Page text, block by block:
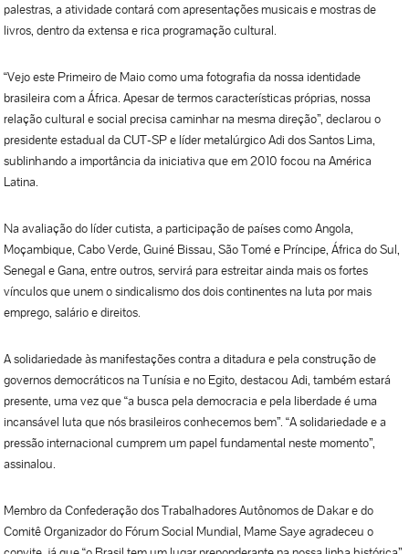
palestras, a atividade contará com apresentações musicais e mostras de
livros, dentro da extensa e rica programação cultural.
“Vejo este Primeiro de Maio como uma fotografia da nossa identidade
brasileira com a África. Apesar de termos características próprias, nossa
relação cultural e social precisa caminhar na mesma direção”, declarou o
presidente estadual da CUT-SP e líder metalúrgico Adi dos Santos Lima,
sublinhando a importância da iniciativa que em 2010 focou na América
Latina.
Na avaliação do líder cutista, a participação de países como Angola,
Moçambique, Cabo Verde, Guiné Bissau, São Tomé e Príncipe, África do Sul,
Senegal e Gana, entre outros, servirá para estreitar ainda mais os fortes
vínculos que unem o sindicalismo dos dois continentes na luta por mais
emprego, salário e direitos.
A solidariedade às manifestações contra a ditadura e pela construção de
governos democráticos na Tunísia e no Egito, destacou Adi, também estará
presente, uma vez que “a busca pela democracia e pela liberdade é uma
incansável luta que nós brasileiros conhecemos bem”. “A solidariedade e a
pressão internacional cumprem um papel fundamental neste momento”,
assinalou.
Membro da Confederação dos Trabalhadores Autônomos de Dakar e do
Comitê Organizador do Fórum Social Mundial, Mame Saye agradeceu o